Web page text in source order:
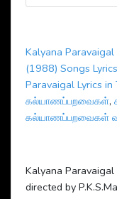
Kalyana Paravaigal
(1988) Songs Lyrics
Paravaigal Lyrics in
கல்யாணப்பறவைகள்,
கல்யாணப்பறவைகள்
Kalyana
directed by